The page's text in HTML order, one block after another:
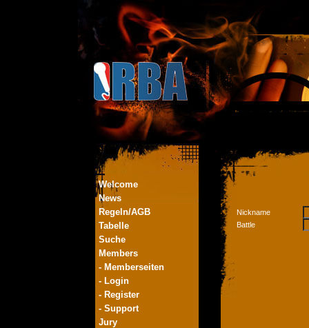
Welcome
News
Regeln/AGB
Tabelle
Suche
Members
- Memberseiten
- Login
- Register
- Support
Jury
Nickname
Battle